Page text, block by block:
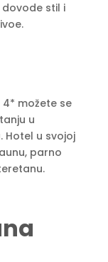
stil i
4* možete se
u
Hotel u svojoj
parno